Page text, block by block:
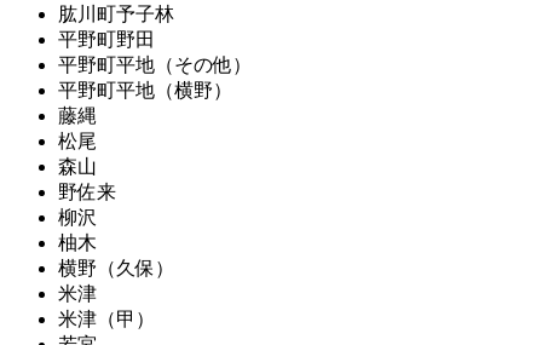
肱川町予子林
平野町野田
平野町平地（その他）
平野町平地（横野）
藤縄
松尾
森山
野佐来
柳沢
柚木
横野（久保）
米津
米津（甲）